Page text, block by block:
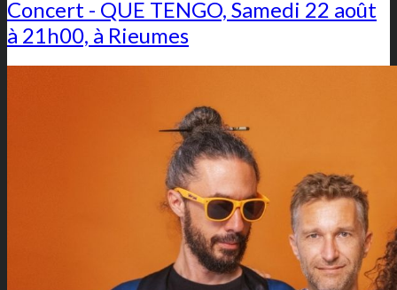
Concert - QUE TENGO, Samedi 22 août
à 21h00, à Rieumes